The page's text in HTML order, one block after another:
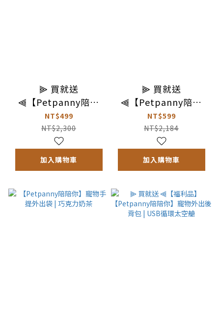
⫸ 買就送
⫷【Petpanny陪陪
你】寵物外出後背包 |
機能透氣款
NT$499
NT$2,300
加入購物車
⫸ 買就送
⫷【Petpanny陪陪
你】寵物手提外出袋 |
機能露營款
NT$599
NT$2,184
加入購物車